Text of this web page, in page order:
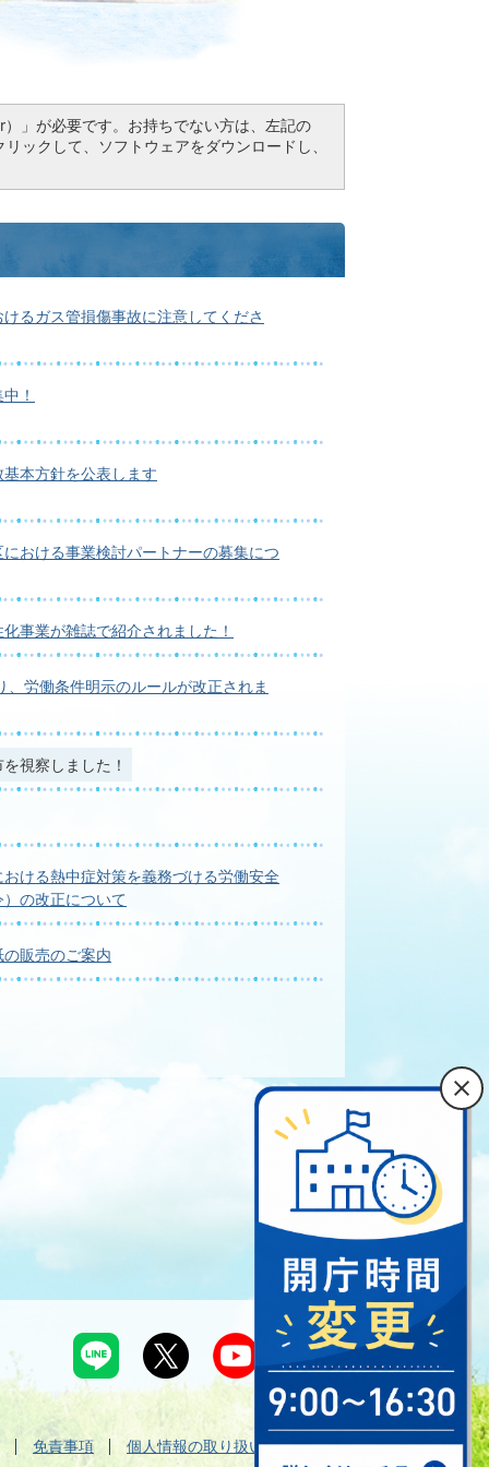
」が必要です。お持ちでない方は、左記の
ックして、ソフトウェアをダウンロードし、
るガス管損傷事故に注意してくださ
！
本方針を公表します
おける事業検討パートナーの募集につ
事業が雑誌で紹介されました！
、労働条件明示のルールが改正されま
視察しました！
ける熱中症対策を義務づける労働安全
の改正について
販売のご案内
免責事項 個人情報の取り扱い